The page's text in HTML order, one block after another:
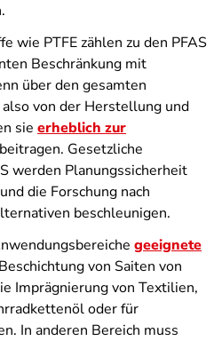
wie PTFE zählen zu den PFAS
Beschränkung mit
über den gesamten
von der Herstellung und
sie erheblich zur
beitragen. Gesetzliche
werden Planungssicherheit
die Forschung nach
beschleunigen.
geeignete
von Saiten von
Imprägnierung von Textilien,
oder für
In anderen Bereich muss